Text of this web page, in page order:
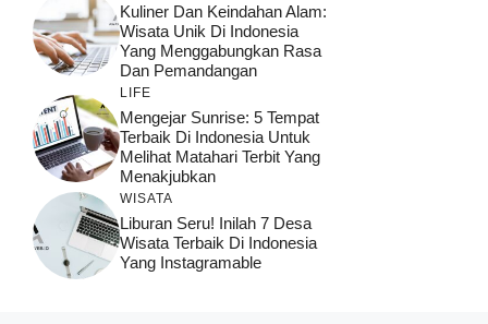
Kuliner Dan Keindahan Alam:
Wisata Unik Di Indonesia
Yang Menggabungkan Rasa
Dan Pemandangan
LIFE
Mengejar Sunrise: 5 Tempat
Terbaik Di Indonesia Untuk
Melihat Matahari Terbit Yang
Menakjubkan
WISATA
Liburan Seru! Inilah 7 Desa
Wisata Terbaik Di Indonesia
Yang Instagramable